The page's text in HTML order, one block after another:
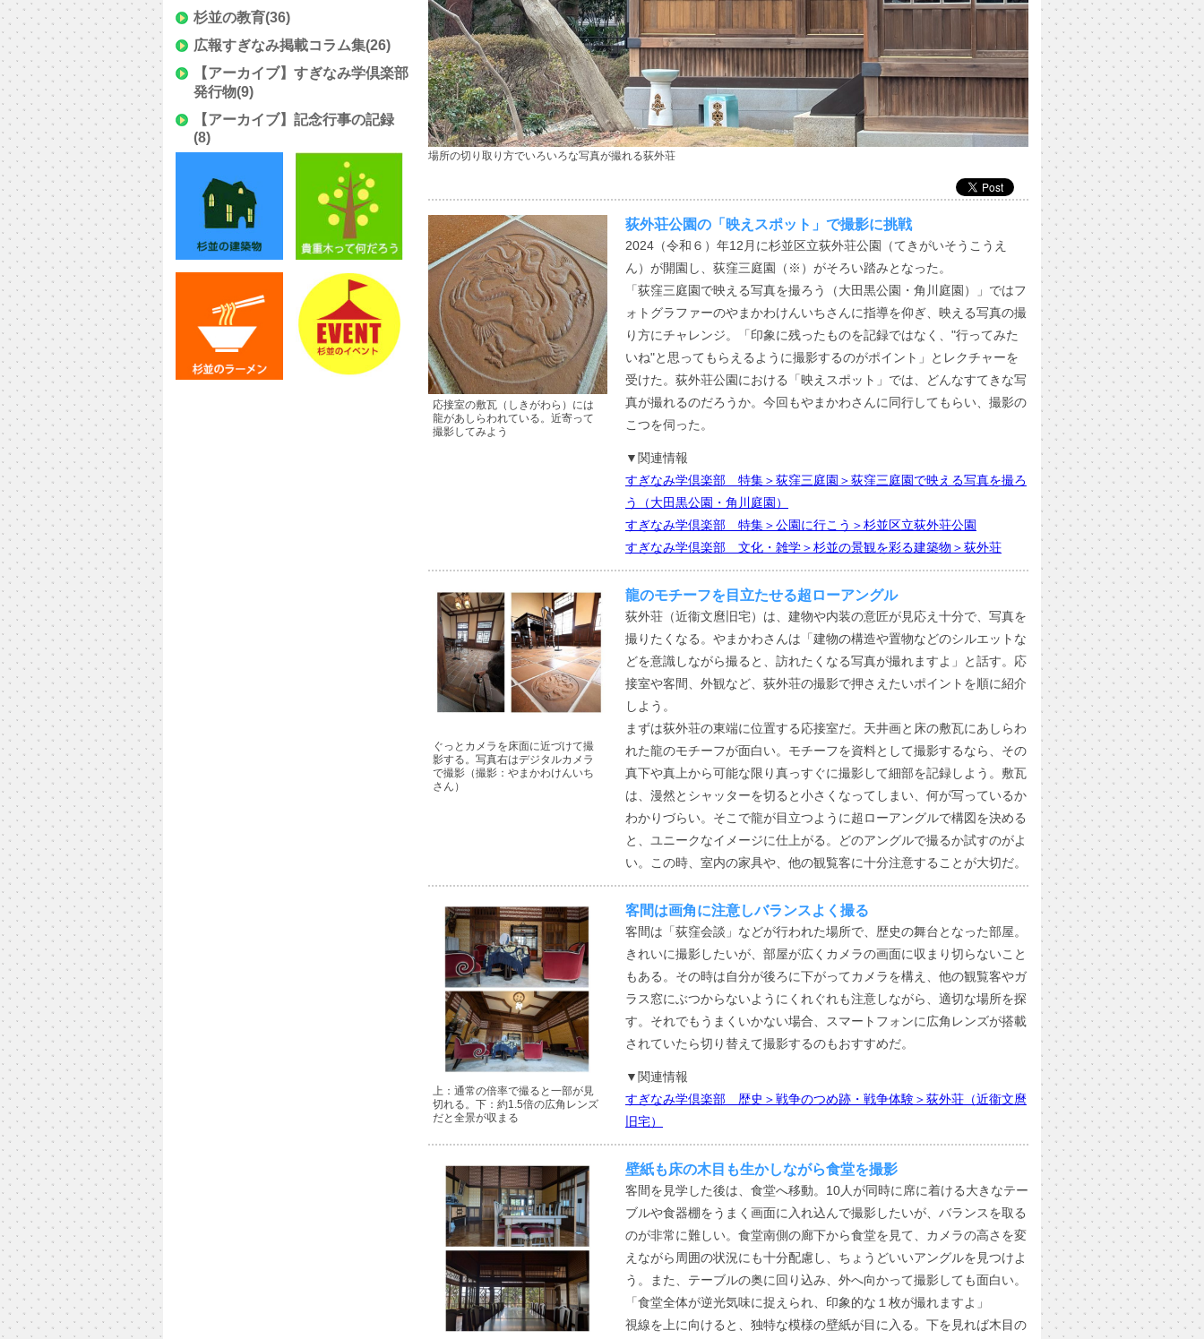
杉並の教育(36)
広報すぎなみ掲載コラム集(26)
【アーカイブ】すぎなみ学倶楽部
発行物(9)
【アーカイブ】記念行事の記録
(8)
場所の切り取り方でいろいろな写真が撮れる荻外荘
荻外荘公園の「映えスポット」で撮影に挑戦
2024（令和６）年12月に杉並区立荻外荘公園（てきがいそうこうえ
ん）が開園し、荻窪三庭園（※）がそろい踏みとなった。
「荻窪三庭園で映える写真を撮ろう（大田黒公園・角川庭園）」ではフ
ォトグラファーのやまかわけんいちさんに指導を仰ぎ、映える写真の撮
り方にチャレンジ。「印象に残ったものを記録ではなく、"行ってみた
いね"と思ってもらえるように撮影するのがポイント」とレクチャーを
受けた。荻外荘公園における「映えスポット」では、どんなすてきな写
真が撮れるのだろうか。今回もやまかわさんに同行してもらい、撮影の
こつを伺った。
▼関連情報
すぎなみ学倶楽部 特集＞荻窪三庭園＞荻窪三庭園で映える写真を撮ろ
う（大田黒公園・角川庭園）
すぎなみ学倶楽部 特集＞公園に行こう＞杉並区立荻外荘公園
すぎなみ学倶楽部 文化・雑学＞杉並の景観を彩る建築物＞荻外荘
応接室の敷瓦（しきがわら）には
龍があしらわれている。近寄って
撮影してみよう
龍のモチーフを目立たせる超ローアングル
荻外荘（近衞文麿旧宅）は、建物や内装の意匠が見応え十分で、写真を
撮りたくなる。やまかわさんは「建物の構造や置物などのシルエットな
どを意識しながら撮ると、訪れたくなる写真が撮れますよ」と話す。応
接室や客間、外観など、荻外荘の撮影で押さえたいポイントを順に紹介
しよう。
まずは荻外荘の東端に位置する応接室だ。天井画と床の敷瓦にあしらわ
れた龍のモチーフが面白い。モチーフを資料として撮影するなら、その
真下や真上から可能な限り真っすぐに撮影して細部を記録しよう。敷瓦
は、漫然とシャッターを切ると小さくなってしまい、何が写っているか
わかりづらい。そこで龍が目立つように超ローアングルで構図を決める
と、ユニークなイメージに仕上がる。どのアングルで撮るか試すのがよ
い。この時、室内の家具や、他の観覧客に十分注意することが大切だ。
ぐっとカメラを床面に近づけて撮
影する。写真右はデジタルカメラ
で撮影（撮影：やまかわけんいち
さん）
客間は画角に注意しバランスよく撮る
客間は「荻窪会談」などが行われた場所で、歴史の舞台となった部屋。
きれいに撮影したいが、部屋が広くカメラの画面に収まり切らないこと
もある。その時は自分が後ろに下がってカメラを構え、他の観覧客やガ
ラス窓にぶつからないようにくれぐれも注意しながら、適切な場所を探
す。それでもうまくいかない場合、スマートフォンに広角レンズが搭載
されていたら切り替えて撮影するのもおすすめだ。
▼関連情報
すぎなみ学倶楽部 歴史＞戦争のつめ跡・戦争体験＞荻外荘（近衞文麿
旧宅）
上：通常の倍率で撮ると一部が見
切れる。下：約1.5倍の広角レンズ
だと全景が収まる
壁紙も床の木目も生かしながら食堂を撮影
客間を見学した後は、食堂へ移動。10人が同時に席に着ける大きなテー
ブルや食器棚をうまく画面に入れ込んで撮影したいが、バランスを取る
のが非常に難しい。食堂南側の廊下から食堂を見て、カメラの高さを変
えながら周囲の状況にも十分配慮し、ちょうどいいアングルを見つけよ
う。また、テーブルの奥に回り込み、外へ向かって撮影しても面白い。
「食堂全体が逆光気味に捉えられ、印象的な１枚が撮れますよ」
視線を上に向けると、独特な模様の壁紙が目に入る。下を見れば木目の